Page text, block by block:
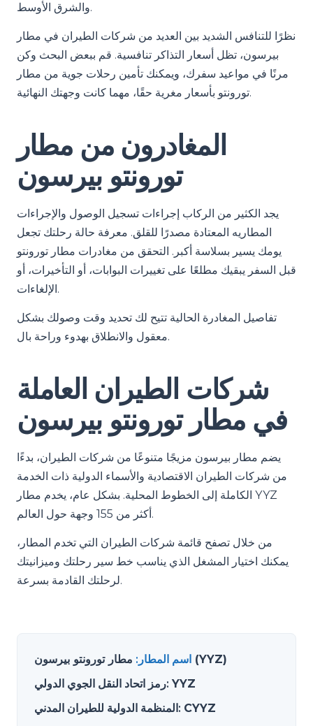
والشرق الأوسط.
نظرًا للتنافس الشديد بين العديد من شركات الطيران في مطار
بيرسون، تظل أسعار التذاكر تنافسية. قم ببعض البحث وكن
مرنًا في مواعيد سفرك، ويمكنك تأمين رحلات جوية من مطار
تورونتو بأسعار مغرية حقًا، مهما كانت وجهتك النهائية.
المغادرون من مطار
تورونتو بيرسون
يجد الكثير من الركاب إجراءات تسجيل الوصول والإجراءات
المطاريه المعتادة مصدرًا للقلق. معرفة حالة رحلتك تجعل
يومك يسير بسلاسة أكبر. التحقق من مغادرات مطار تورونتو
قبل السفر يبقيك مطلعًا على تغييرات البوابات، أو التأخيرات، أو
الإلغاءات.
تفاصيل المغادرة الحالية تتيح لك تحديد وقت وصولك بشكل
معقول والانطلاق بهدوء وراحة بال.
شركات الطيران العاملة
في مطار تورونتو بيرسون
يضم مطار بيرسون مزيجًا متنوعًا من شركات الطيران، بدءًا
من شركات الطيران الاقتصادية والأسماء الدولية ذات الخدمة
الكاملة إلى الخطوط المحلية. بشكل عام، يخدم مطار YYZ
أكثر من 155 وجهة حول العالم.
من خلال تصفح قائمة شركات الطيران التي تخدم المطار،
يمكنك اختيار المشغل الذي يناسب خط سير رحلتك وميزانيتك
لرحلتك القادمة بسرعة.
اسم المطار :
مطار تورونتو بيرسون (YYZ)
رمز اتحاد النقل الجوي الدولي: YYZ
المنظمة الدولية للطيران المدني: CYYZ